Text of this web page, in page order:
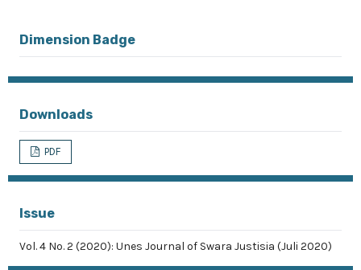
Dimension Badge
Downloads
PDF
Issue
Vol. 4 No. 2 (2020): Unes Journal of Swara Justisia (Juli 2020)